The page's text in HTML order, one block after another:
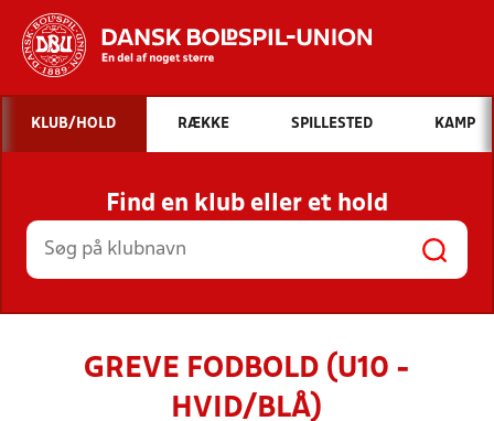
Hvad vil du søge efter?
INDHOLD OG NYHEDER
STILLINGER, RESULTATER, KLUBBER OG
HOLD
KLUB/HOLD RÆKKE SPILLESTED KAMP
Find en klub eller et hold
GREVE FODBOLD (U10 -
HVID/BLÅ)